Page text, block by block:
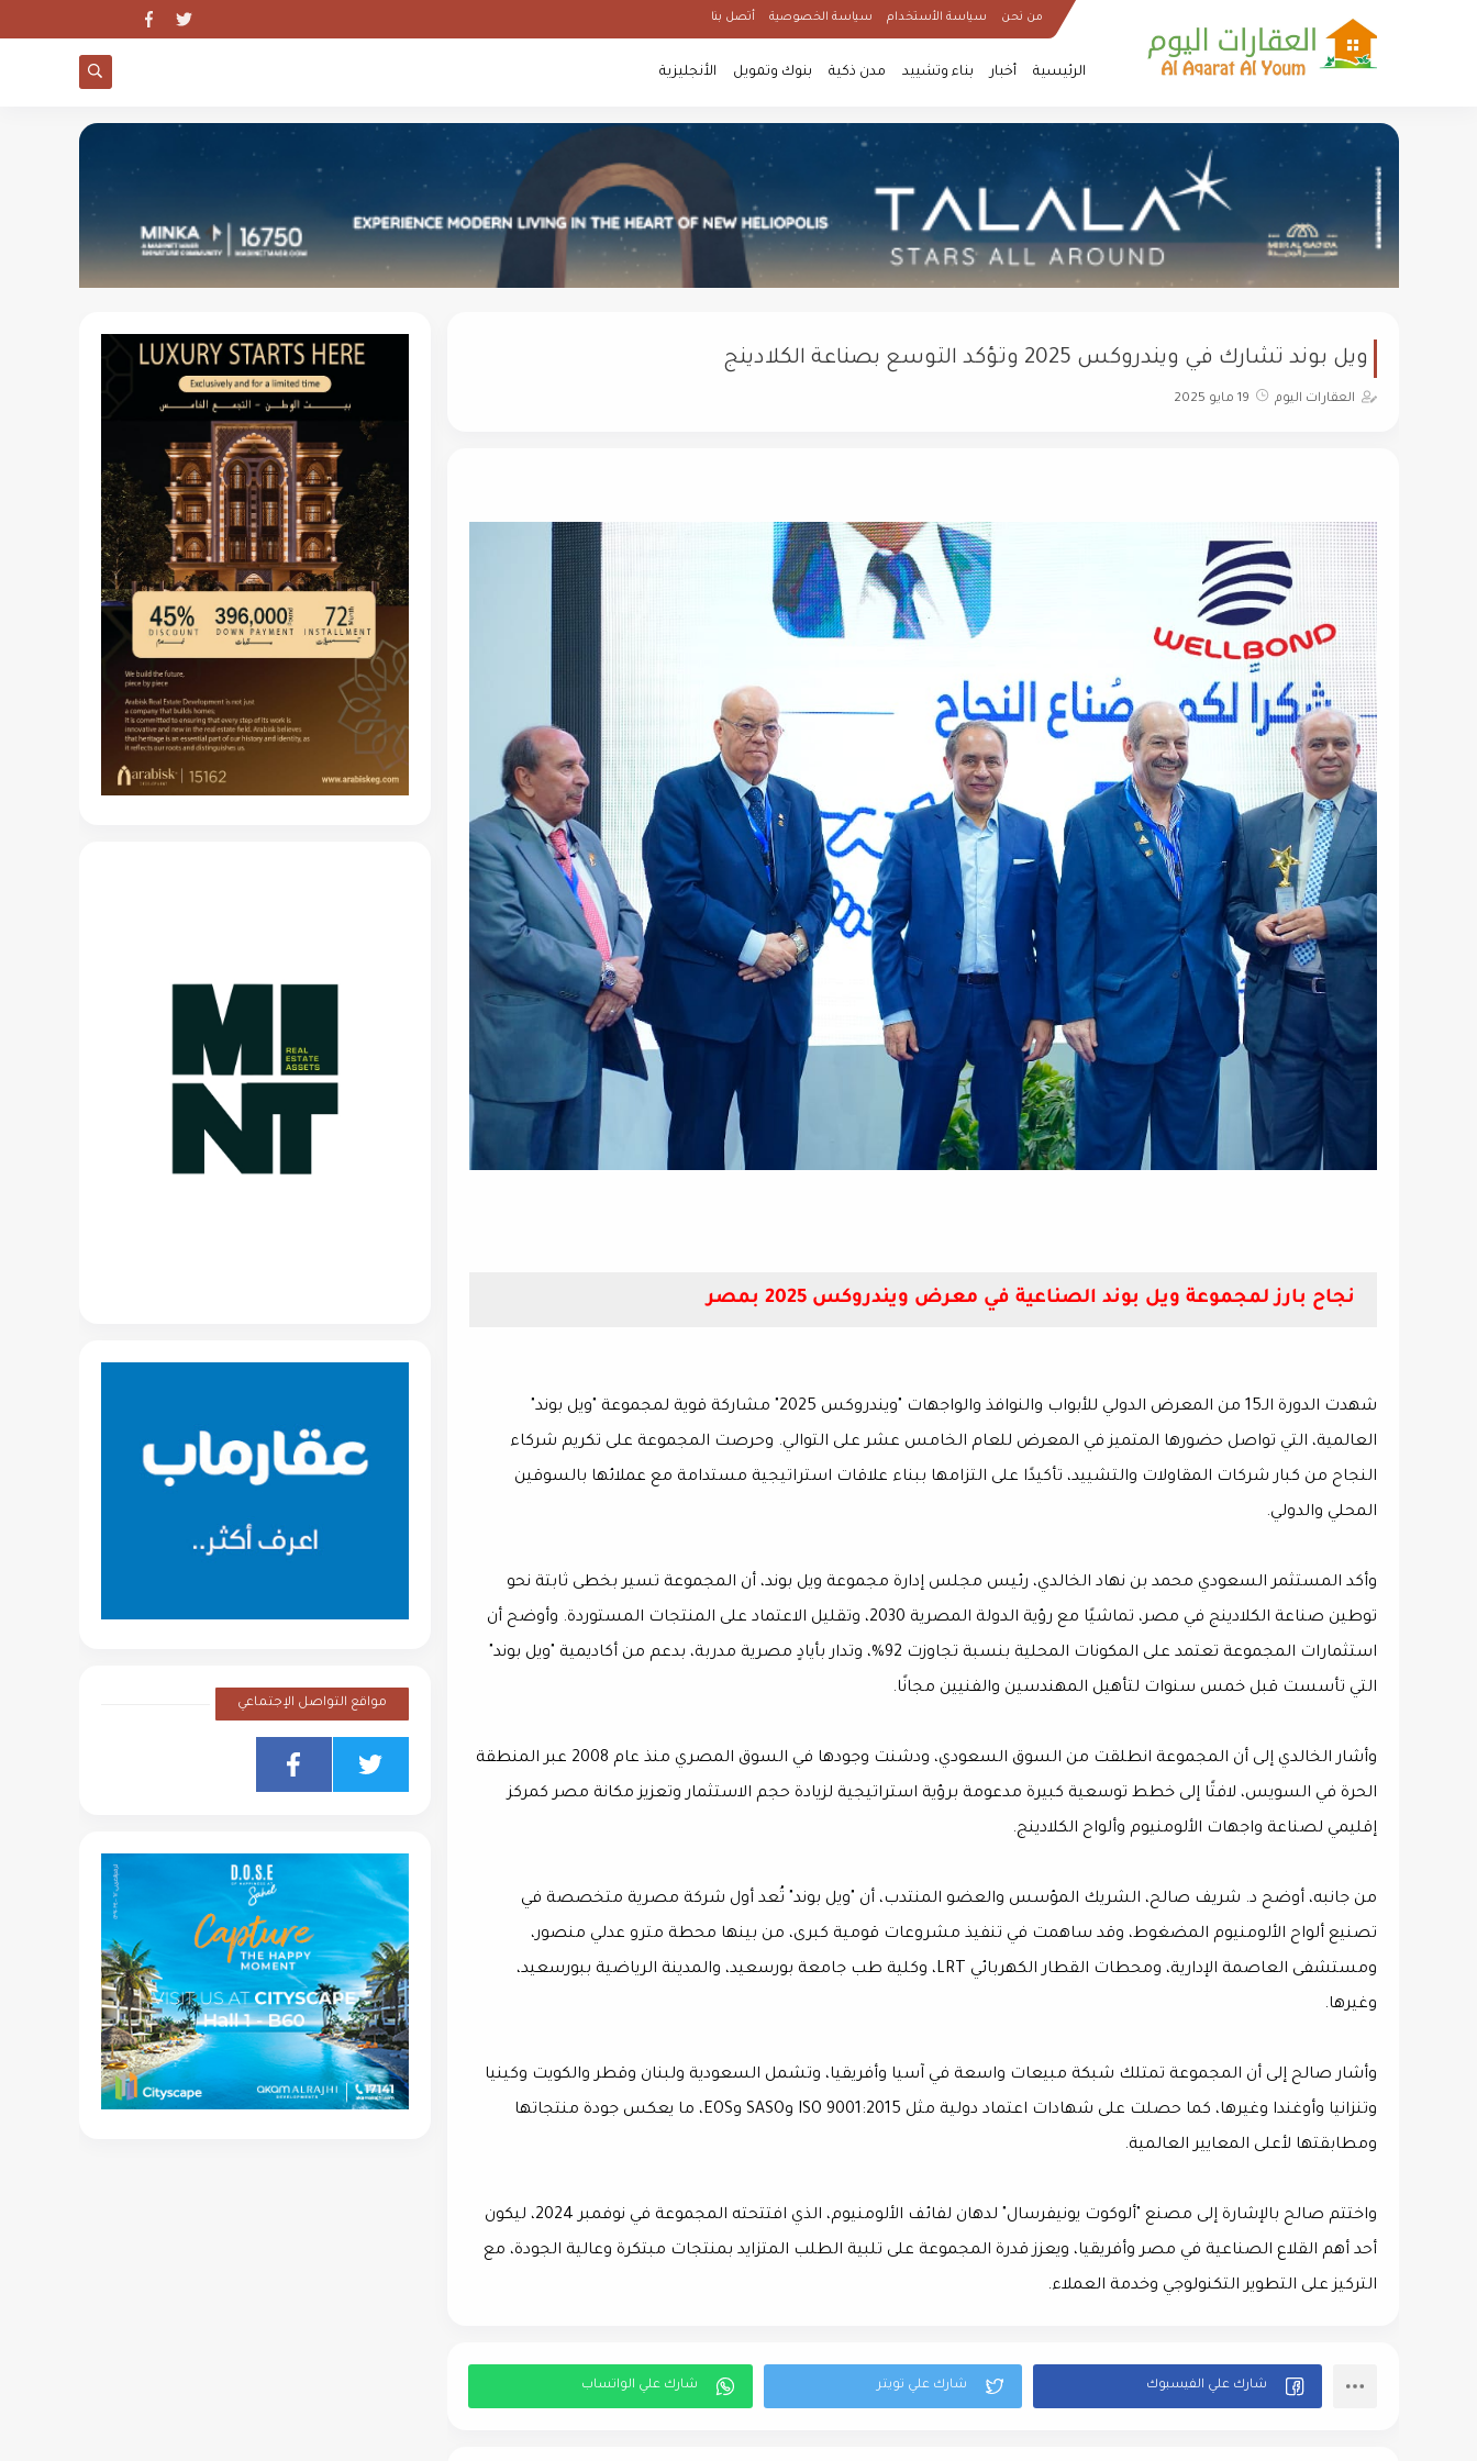
من نحن سياسة الأستخدام سياسة الخصوصية أتصل بنا
الرئيسية أخبار بناء وتشييد مدن ذكية بنوك وتمويل الأنجليزية
ويل بوند تشارك في ويندروكس 2025 وتؤكد التوسع بصناعة الكلادينج
العقارات اليوم 19 مايو 2025
نجاح بارز لمجموعة ويل بوند الصناعية في معرض ويندروكس 2025 بمصر
شهدت الدورة الـ15 من المعرض الدولي للأبواب والنوافذ والواجهات "ويندروكس 2025" مشاركة قوية لمجموعة "ويل بوند"
العالمية، التي تواصل حضورها المتميز في المعرض للعام الخامس عشر على التوالي. وحرصت المجموعة على تكريم شركاء
النجاح من كبار شركات المقاولات والتشييد، تأكيدًا على التزامها ببناء علاقات استراتيجية مستدامة مع عملائها بالسوقين
المحلي والدولي.
وأكد المستثمر السعودي محمد بن نهاد الخالدي، رئيس مجلس إدارة مجموعة ويل بوند، أن المجموعة تسير بخطى ثابتة نحو
توطين صناعة الكلادينج في مصر، تماشيًا مع رؤية الدولة المصرية 2030، وتقليل الاعتماد على المنتجات المستوردة. وأوضح أن
استثمارات المجموعة تعتمد على المكونات المحلية بنسبة تجاوزت 92%، وتدار بأيادٍ مصرية مدربة، بدعم من أكاديمية "ويل بوند"
التي تأسست قبل خمس سنوات لتأهيل المهندسين والفنيين مجانًا.
وأشار الخالدي إلى أن المجموعة انطلقت من السوق السعودي، ودشنت وجودها في السوق المصري منذ عام 2008 عبر المنطقة
الحرة في السويس، لافتًا إلى خطط توسعية كبيرة مدعومة برؤية استراتيجية لزيادة حجم الاستثمار وتعزيز مكانة مصر كمركز
إقليمي لصناعة واجهات الألومنيوم وألواح الكلادينج.
من جانبه، أوضح د. شريف صالح، الشريك المؤسس والعضو المنتدب، أن "ويل بوند" تُعد أول شركة مصرية متخصصة في
تصنيع ألواح الألومنيوم المضغوط، وقد ساهمت في تنفيذ مشروعات قومية كبرى، من بينها محطة مترو عدلي منصور،
ومستشفى العاصمة الإدارية، ومحطات القطار الكهربائي LRT، وكلية طب جامعة بورسعيد، والمدينة الرياضية ببورسعيد،
وغيرها.
وأشار صالح إلى أن المجموعة تمتلك شبكة مبيعات واسعة في آسيا وأفريقيا، وتشمل السعودية ولبنان وقطر والكويت وكينيا
وتنزانيا وأوغندا وغيرها، كما حصلت على شهادات اعتماد دولية مثل ISO 9001:2015 وSASO وEOS، ما يعكس جودة منتجاتها
ومطابقتها لأعلى المعايير العالمية.
واختتم صالح بالإشارة إلى مصنع "ألوكوت يونيفرسال" لدهان لفائف الألومنيوم، الذي افتتحته المجموعة في نوفمبر 2024، ليكون
أحد أهم القلاع الصناعية في مصر وأفريقيا، ويعزز قدرة المجموعة على تلبية الطلب المتزايد بمنتجات مبتكرة وعالية الجودة، مع
التركيز على التطوير التكنولوجي وخدمة العملاء.
مواقع التواصل الإجتماعي